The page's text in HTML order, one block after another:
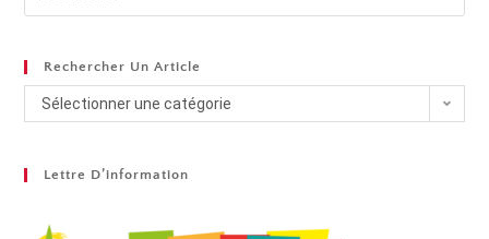
Rechercher Un Article
Sélectionner une catégorie
Lettre D’information